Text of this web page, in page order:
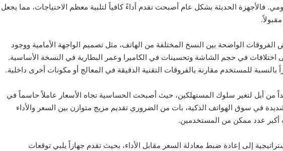
فالأجهزة الحديثة بشكل عام أصبحت تقدم أداءً كافياً لتلبية معظم الاحتياجات، مما يجعل
الواضحة بين النسخ المختلفة من الهاتف، مثل تصميم الواجهة الأمامية ووجود
إلى اختلافات في حجم الشاشة وتحسينات في الكاميرا وعمر البطارية في النسخة الأساسية.
بالنسبة للمستخدم مقارنة بالفروقات التقنية الدقيقة في المعالج أو مكونات أخرى داخلية.
من أبل لتغير سلوك المستهلكين، حيث أصبحت الحساسية تجاه الأسعار عاملاً حاسماً في
في سوق الهواتف الذكية، بات من الضروري تقديم مزيج متوازن بين السعر والأداء
عدد ممكن من المستخدمين.
إلى إعادة ضبط معادلة السعر مقابل الأداء، بحيث تقدم جهازاً يلبي توقعات